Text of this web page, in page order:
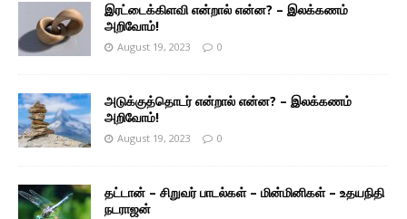
இரட்டைக்கிளவி என்றால் என்ன? – இலக்கணம்
அறிவோம்!
August 19, 2023 0
அடுக்குத்தொடர் என்றால் என்ன? – இலக்கணம்
அறிவோம்!
August 19, 2023 0
தட்டான் – சிறுவர் பாடல்கள் – மின்மினிகள் – உதயநிதி
நடராஜன்